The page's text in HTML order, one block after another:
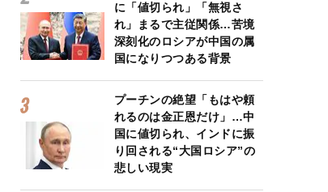
に「値切られ」「無視さ
れ」まるで主従関係…苦境
深刻化のロシアが中国の属
国になりつつある背景
プーチンの絶望「もはや頼
れるのは金正恩だけ」…中
国に値切られ、インドに振
り回される“大国ロシア”の
悲しい現実